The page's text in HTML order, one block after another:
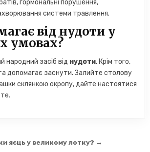
гормональні порушення,
системи травлення.
від нудоти у
умовах?
народний засіб від нудоти. Крім того,
допомагає заснути. Залийте столову
склянкою окропу, дайте настоятися
яєць у великому лотку? →